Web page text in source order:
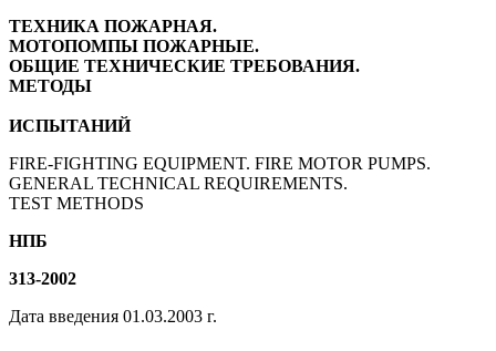
ТЕХНИКА ПОЖАРНАЯ.
МОТОПОМПЫ ПОЖАРНЫЕ.
ОБЩИЕ ТЕХНИЧЕСКИЕ ТРЕБОВАНИЯ.
МЕТОДЫ
ИСПЫТАНИЙ
FIRE-FIGHTING EQUIPMENT. FIRE MOTOR PUMPS.
GENERAL TECHNICAL REQUIREMENTS.
TEST METHODS
НПБ
313-2002
Дата введения 01.03.2003 г.